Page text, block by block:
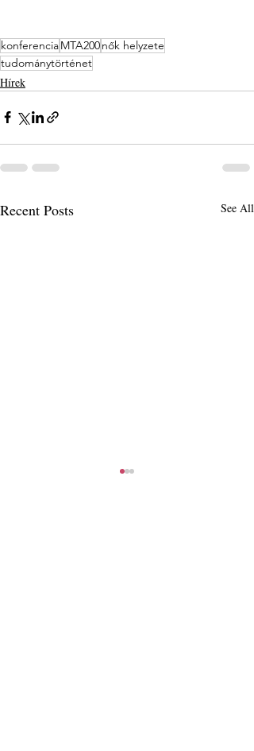
konferenciaMTA200nők helyzete
tudománytörténet
Hírek
Recent Posts See All